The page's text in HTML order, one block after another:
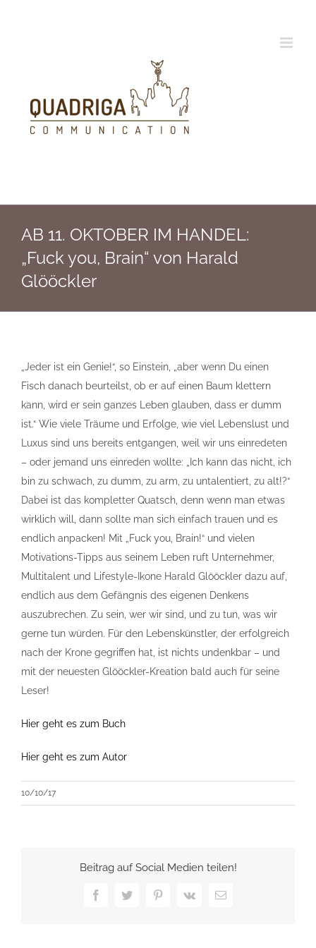
AB 11. OKTOBER IM HANDEL:
„Fuck you, Brain“ von Harald
Glööckler
„Jeder ist ein Genie!“, so Einstein, „aber wenn Du einen
Fisch danach beurteilst, ob er auf einen Baum klettern
kann, wird er sein ganzes Leben glauben, dass er dumm
ist.“ Wie viele Träume und Erfolge, wie viel Lebenslust und
Luxus sind uns bereits entgangen, weil wir uns einredeten
– oder jemand uns einreden wollte: „Ich kann das nicht, ich
bin zu schwach, zu dumm, zu arm, zu untalentiert, zu alt!?“
Dabei ist das kompletter Quatsch, denn wenn man etwas
wirklich will, dann sollte man sich einfach trauen und es
endlich anpacken! Mit „Fuck you, Brain!“ und vielen
Motivations-Tipps aus seinem Leben ruft Unternehmer,
Multitalent und Lifestyle-Ikone Harald Glööckler dazu auf,
endlich aus dem Gefängnis des eigenen Denkens
auszubrechen. Zu sein, wer wir sind, und zu tun, was wir
gerne tun würden. Für den Lebenskünstler, der erfolgreich
nach der Krone gegriffen hat, ist nichts undenkbar – und
mit der neuesten Glööckler-Kreation bald auch für seine
Leser!
Hier geht es zum Buch
Hier geht es zum Autor
10/10/17
Beitrag auf Social Medien teilen!
FacebookTwitterPinterest
Vk
E-